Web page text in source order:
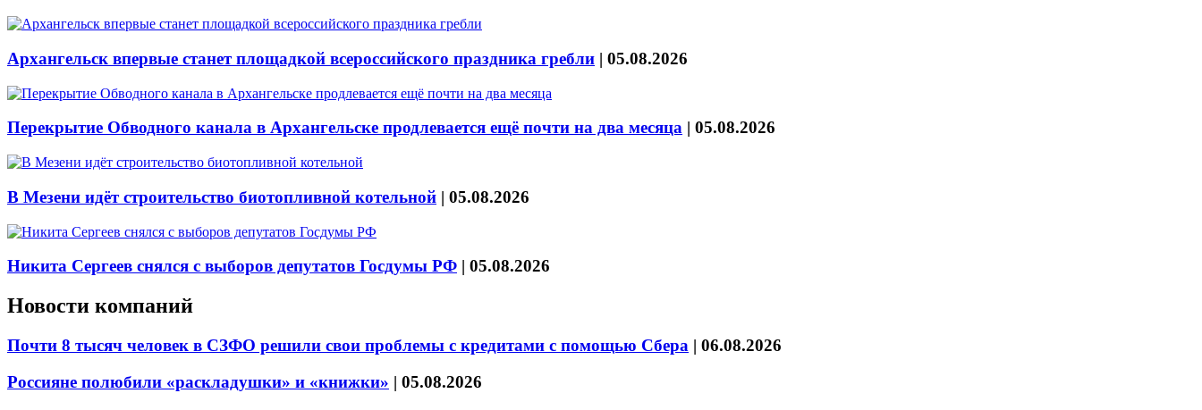
Архангельск впервые станет площадкой всероссийского праздника гребли | 05.08.2026
Перекрытие Обводного канала в Архангельске продлевается ещё почти на два месяца | 05.08.2026
В Мезени идёт строительство биотопливной котельной | 05.08.2026
Никита Сергеев снялся с выборов депутатов Госдумы РФ | 05.08.2026
Новости компаний
Почти 8 тысяч человек в СЗФО решили свои проблемы с кредитами с помощью Сбера | 06.08.2026
Россияне полюбили «раскладушки» и «книжки» | 05.08.2026